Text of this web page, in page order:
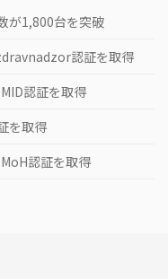
が1,800台を突破
認証を取得
認証を取得
を取得
認証を取得